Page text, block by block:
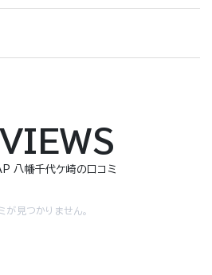
八幡千代ケ崎の口コミ
が見つかりません。